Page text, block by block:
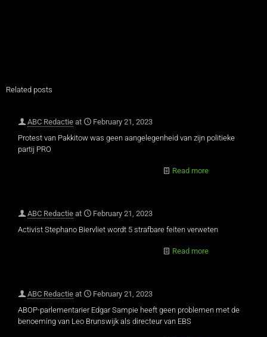
Related posts
ABC Redactie at
February 21, 2023
Protest van Pakkitow was geen aangelegenheid van zijn politieke
partij PRO
Read more
ABC Redactie at
February 21, 2023
Activist Stephano Biervliet wordt 5 strafbare feiten verweten
Read more
ABC Redactie at
February 21, 2023
ABOP-parlementarier Edgar Sampie heeft geen problemen met de
benoeming van Leo Brunswijk als directeur van EBS